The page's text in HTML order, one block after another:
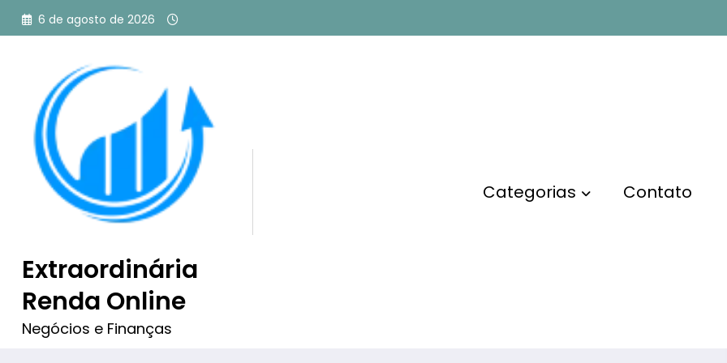
Pular
para
6 de agosto de 2026
Extraordinária
Renda Online
Negócios e Finanças
Categorias Contato
Tag: Google TV Streamer 4k
Nada encontrado
Desculpe, mas nada corresponde aos seus critérios de busca. Por favor, tente novamente com
algumas palavras-chave diferentes.